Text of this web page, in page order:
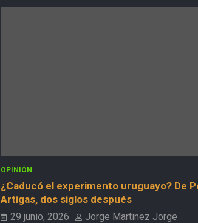
OPINIÓN
¿Caducó el experimento uruguayo? De
Artigas, dos siglos después
29 junio, 2026 Jorge Martinez Jorge